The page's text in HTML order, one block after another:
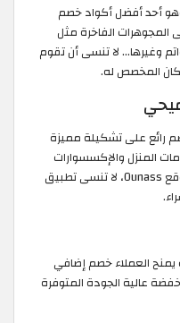
أحد أفضل أكواد خصم
الفاخرة مثل
وغيرها... لا تنسى أن تقوم
رائع على تشكيلة مميزة
المنزل والإكسسوارات
وغيرها من المنتجات المتواجدة على موقع Ounass، لا تنسى تطبيق
للعملاء كود اناس 2026 حيث يمنح العملاء خصم إضافي
عالية الجودة المتوفرة